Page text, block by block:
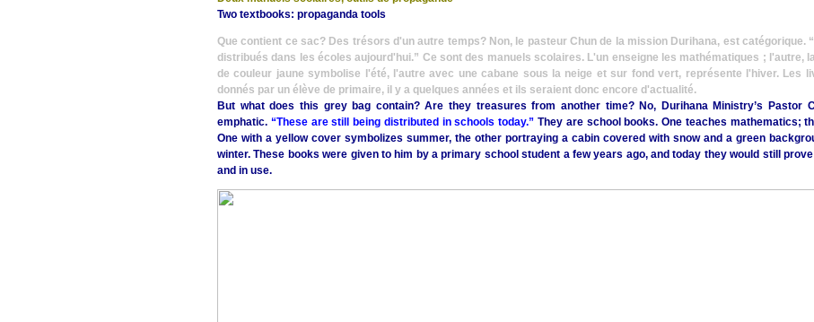
Two textbooks: propaganda tools
Que contient ce sac? Des trésors d'un autre temps? Non, le pasteur Chun de la mission Durihana, est catégorique.
distribués dans les écoles aujourd'hui.” Ce sont des manuels scolaires. L'un enseigne les mathématiques ; l'autre,
de couleur jaune symbolise l'été, l'autre avec une cabane sous la neige et sur fond vert, représente l'hiver. Les
donnés par un élève de primaire, il y a quelques années et ils seraient donc encore d'actualité.
But what does this grey bag contain? Are they treasures from another time? No, Durihana Ministry’s Pastor
emphatic. “These are still being distributed in schools today.” They are school books. One teaches mathematics;
One with a yellow cover symbolizes summer, the other portraying a cabin covered with snow and a green
winter. These books were given to him by a primary school student a few years ago, and today they would still
and in use.